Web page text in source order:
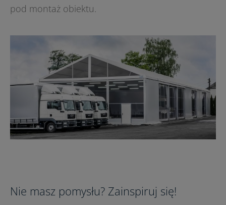
pod montaż obiektu.
Nie masz pomysłu? Zainspiruj się!